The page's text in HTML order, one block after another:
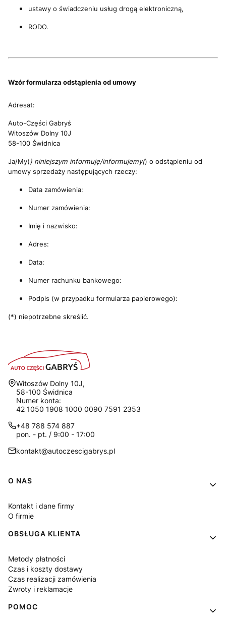
ustawy o świadczeniu usług drogą elektroniczną,
RODO.
Wzór formularza odstąpienia od umowy
Adresat:
Auto-Części Gabryś
Witoszów Dolny 10J
58-100 Świdnica
Ja/My() niniejszym informuję/informujemy() o odstąpieniu od
umowy sprzedaży następujących rzeczy:
Data zamówienia:
Numer zamówienia:
Imię i nazwisko:
Adres:
Data:
Numer rachunku bankowego:
Podpis (w przypadku formularza papierowego):
(*) niepotrzebne skreślić.
Adres:
Witoszów Dolny 10J,
58-100 Świdnica
Numer konta:
42 1050 1908 1000 0090 7591 2353
+48 788 574 887
pon. - pt. / 9:00 - 17:00
kontakt@autoczescigabrys.pl
Linki w stopce
O NAS
Kontakt i dane firmy
O firmie
OBSŁUGA KLIENTA
Metody płatności
Czas i koszty dostawy
Czas realizacji zamówienia
Zwroty i reklamacje
POMOC